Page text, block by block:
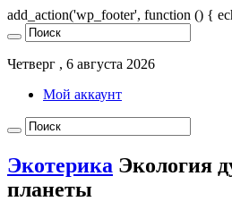
add_action('wp_footer', function () {
Четверг , 6 августа 2026
Мой аккаунт
Экотерика Экология
планеты